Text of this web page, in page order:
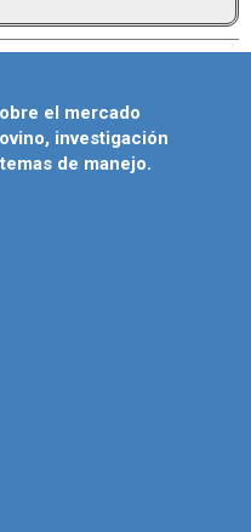
el mercado
investigación
de manejo.